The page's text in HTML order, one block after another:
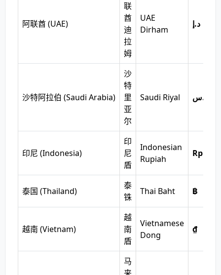
阿联酋 (UAE)
联
酋
迪
拉
姆
UAE
Dirham
د.إ
沙特阿拉伯 (Saudi Arabia)
沙
特
里
亚
尔
Saudi Riyal ر.س
印尼 (Indonesia)
印
尼
盾
Indonesian
Rupiah
Rp
泰国 (Thailand)
泰
铢
Thai Baht ฿
越南 (Vietnam)
越
南
盾
Vietnamese
Dong
₫
马